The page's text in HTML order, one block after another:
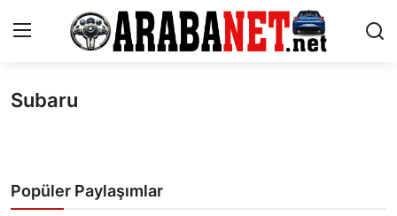
Giriş yapmak
İletişim
Subaru
Popüler Paylaşımlar